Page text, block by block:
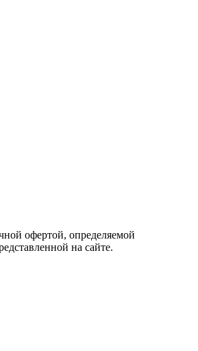
офертой, определяемой
на сайте.